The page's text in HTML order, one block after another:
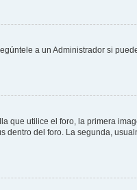
a un Administrador si
que utilice el foro, la primera
del foro. La segunda,